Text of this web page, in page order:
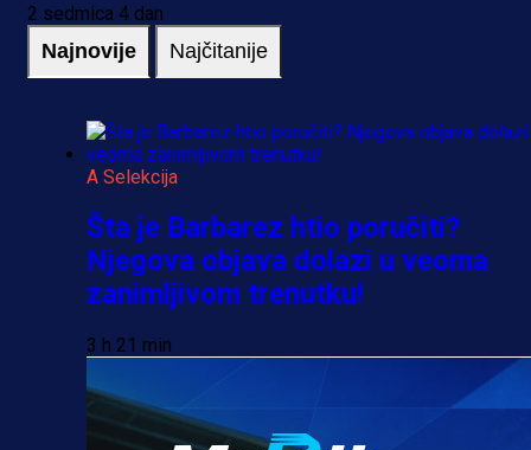
2 sedmica 4 dan
Najnovije Najčitanije
A Selekcija
Šta je Barbarez htio poručiti?
Njegova objava dolazi u veoma
zanimljivom trenutku!
3 h 21 min